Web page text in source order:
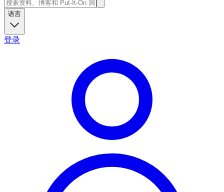
语言
登录